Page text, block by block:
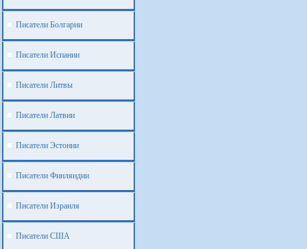
Писатели Болгарии
Писатели Испании
Писатели Литвы
Писатели Латвии
Писатели Эстонии
Писатели Финляндии
Писатели Израиля
Писатели США